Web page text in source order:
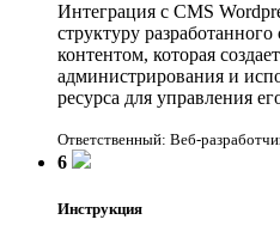
Интеграция с CMS
структуру
контентом, которая
администрирования и
ресурса для управления
Ответственный: Веб-
6
Инструкция